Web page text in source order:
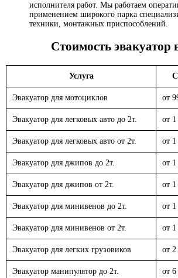
исполнителя работ. Мы работаем
применением широкого парка
техники, монтажных приспособлений.
Стоимость эвакуатор
Услуга
Эвакуатор для мотоциклов от
Эвакуатор для легковых авто до 2т. от 1
Эвакуатор для легковых авто от 2т. от 1
Эвакуатор для джипов до 2т. от 1
Эвакуатор для джипов от 2т. от 1
Эвакуатор для минивенов до 2т. от 1
Эвакуатор для минивенов от 2т. от 1
Эвакуатор для легких грузовиков от 2
Эвакуатор манипулятор до 2т. от 6